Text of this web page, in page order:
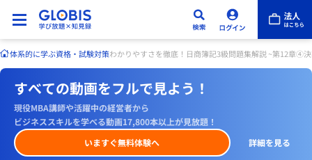
体系的に学ぶ資格・試験対策わかりやすさを徹底！日商簿記3級問題集解説 ~第12章④
すべての動画をフルで見よう！
現役MBA講師や活躍中の経営者から
ビジネススキルを学べる動画17,800本以上が見放題！
いますぐ無料体験へ
詳細を見る